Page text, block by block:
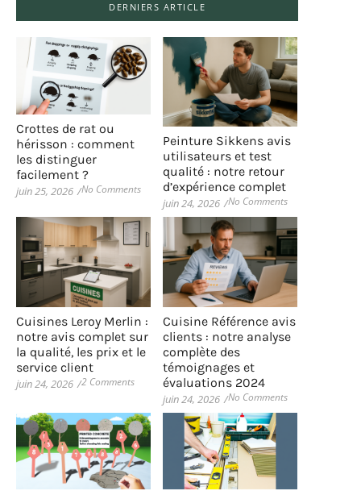
DERNIERS ARTICLE
Crottes de rat ou
hérisson : comment
les distinguer
facilement ?
juin 25, 2026 /No Comments
Peinture Sikkens avis
utilisateurs et test
qualité : notre retour
d’expérience complet
juin 24, 2026 /No Comments
Cuisines Leroy Merlin :
notre avis complet sur
la qualité, les prix et le
service client
juin 24, 2026 /2 Comments
Cuisine Référence avis
clients : notre analyse
complète des
témoignages et
évaluations 2024
juin 24, 2026 /No Comments